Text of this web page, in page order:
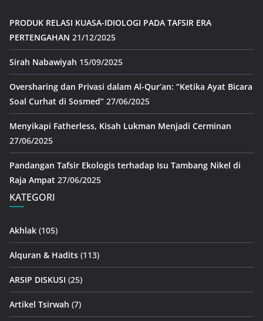
PRODUK RELASI KUASA-IDIOLOGI PADA TAFSIR ERA
PERTENGAHAN 21/12/2025
Sirah Nabawiyah 15/09/2025
Oversharing dan Privasi dalam Al-Qur’an: “Ketika Ayat Bicara
Soal Curhat di Sosmed” 27/06/2025
Menyikapi Fatherless, Kisah Lukman Menjadi Cerminan
27/06/2025
Pandangan Tafsir Ekologis terhadap Isu Tambang Nikel di
Raja Ampat 27/06/2025
KATEGORI
Akhlak (105)
Alquran & Hadits (113)
ARSIP DISKUSI (25)
Artikel Tsirwah (7)